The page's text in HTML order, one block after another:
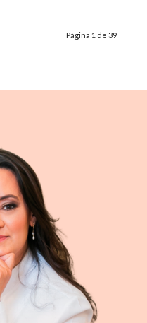
Página 1 de 39